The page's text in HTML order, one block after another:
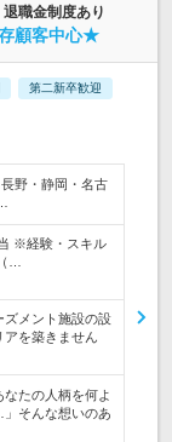
職金制度あり
存顧客中心★
第二新卒歓迎
野・静岡・名古
※経験・スキル
…
ズメント施設の設
を築きません
なたの人柄を何よ
そんな想いのあ